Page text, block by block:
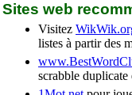
Sites web
Visitez
listes à partir des
scrabble duplicate